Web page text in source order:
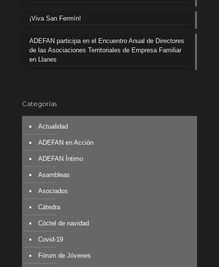
¡Viva San Fermín!
ADEFAN participa en el Encuentro Anual de Directores
de las Asociaciones Territoriales de Empresa Familiar
en Llanes
Categorías
Actualidad
ADEFAN en Acción
ADEFAN Íntimo
Asambleas
Asociados
Cátedra
Cóctel de navidad
Covid-19
Fórum de Jóvenes